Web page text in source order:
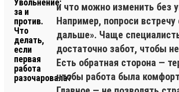
и что можно изменить без
Например, попроси
дальше». Чаще
достаточно забот, чтобы
Есть обратная сторона —
чтобы работа была